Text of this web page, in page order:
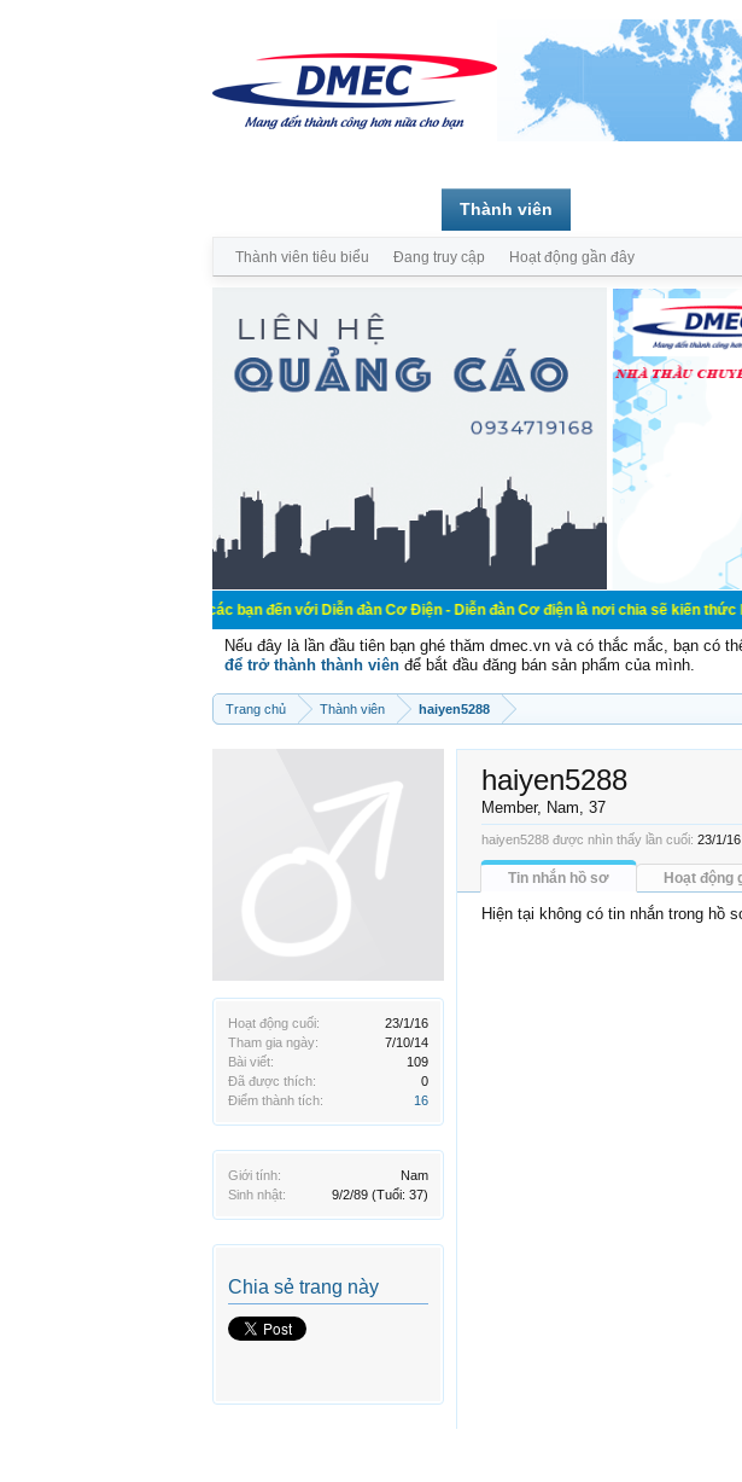
Chào mừng các bạn đến với Diễn đàn Cơ Điện - Diễn đàn Cơ điện là nơi chia sẽ kiến thức kinh
Nếu đây là lần đầu tiên bạn ghé thăm dmec.vn và có thắc mắc, bạn có
để trở thành thành viên để bắt đầu đăng bán sản phẩm của mình.
Trang chủ Thành viên haiyen5288
Hoạt động cuối:
23/1/16
Tham gia ngày:
7/10/14
Bài viết:
109
Đã được thích:
0
Điểm thành tích:
16
Giới tính:
Nam
Sinh nhật:
9/2/89 (Tuổi: 37)
Chia sẻ trang này
haiyen5288
Member, Nam, 37
haiyen5288 được nhìn thấy lần cuối: 23/1/16
Tin nhắn hồ sơ Hoạt động
Hiện tại không có tin nhắn trong hồ
Thành viên
Thành viên tiêu biểu Đang truy cập Hoạt động gần đây